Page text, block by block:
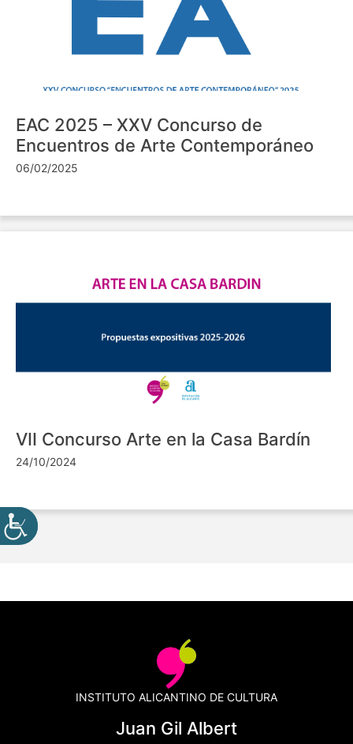
EAC 2025 – XXV Concurso de
Encuentros de Arte Contemporáneo
06/02/2025
VII Concurso Arte en la Casa Bardín
24/10/2024
INSTITUTO ALICANTINO DE CULTURA
Juan Gil Albert